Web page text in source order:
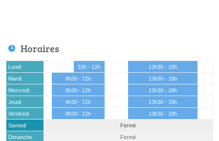
Horaires
Lundi 10h - 12h
13h30 - 18h
Mardi
8h30 - 12h
13h30 - 18h
Mercredi
8h30 - 12h
13h30 - 18h
Jeudi
8h30 - 12h
13h30 - 18h
Vendredi
8h30 - 12h
13h30 - 18h
Samedi
Fermé
Dimanche
Fermé